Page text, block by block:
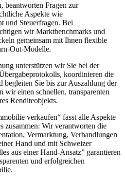
beantworten Fragen zur
Aspekte wie
und Steuerfragen. Bei
wir Marktbenchmarks und
gemeinsam mit Ihnen flexible
Out-Modelle.
unterstützen wir Sie bei der
koordinieren die
begleiten Sie bis zur Auszahlung der
wir einen schnellen, transparenten
Renditeobjekts.
verkaufen“ fasst alle Aspekte
zusammen: Wir verantworten die
Vermarktung, Verhandlungen
Hand und mit Schweizer
aus einer Hand-Ansatz” garantieren
und erfolgreichen